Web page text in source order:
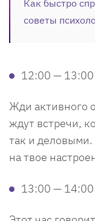
Как быстро
советы
12:00 — 13:00
Жди активного
ждут встречи,
так и
на твое
13:00 — 14:00